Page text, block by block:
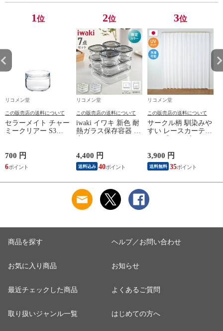
1位
リコメン堂
この販売店の送料について
セラーメイト チャー
ミークリアー S3
700 円
6
2位
リコメン堂
この販売店の送料について
iwaki イワキ 新色 耐
熱ガラス保存容器 7
点セット パックアン
ンジ システムセット
PC-PRN7G4 PC-
PRN7GY2 耐熱ガラ
【送料無料】
4,400 円
送料込み 40
3位
リコメン堂
この販売店の送料について
サークル柄 馴染みや
すい レースカーテン
シンプル モダン UV
エネ 節電 レースカ
ーテン おしゃれ 北
欧 柄物 新生活 一人
3,900 円
送料無料 35
商品を探す
お気に入り商品
最近チェックした商品
取り扱いジャンル一覧
ヘルプ／お問い合わせ
お知らせ
よくあるご質問
はじめての方へ